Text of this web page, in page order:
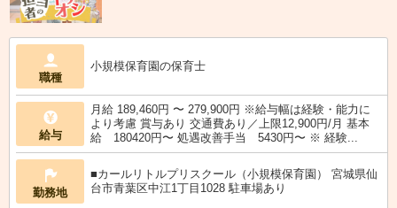
職種
小規模保育園の保育士
給与
月給 189,460円 〜 279,900円 ※給与幅は経験・能力に
より考慮 賞与あり 交通費あり／上限12,900円/月 基本
給 180420円〜 処遇改善手当 5430円〜 ※ 経験...
勤務地
■カールリトルプリスクール（小規模保育園） 宮城県仙
台市青葉区中江1丁目1028 駐車場あり